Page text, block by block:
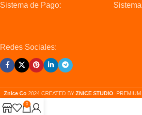
Sistema de Pago:
Redes Sociales:
Znice Co 2024 CREATED BY ZNICE STUDIO .
0